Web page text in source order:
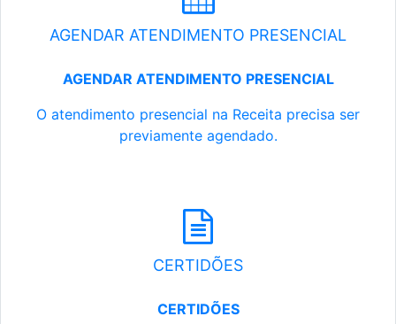
AGENDAR ATENDIMENTO PRESENCIAL
AGENDAR ATENDIMENTO PRESENCIAL
O atendimento presencial na Receita precisa ser
previamente agendado.
CERTIDÕES
CERTIDÕES